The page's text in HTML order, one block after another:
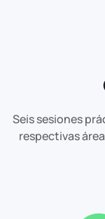
Seis sesiones
respectivas